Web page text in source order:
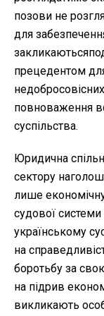
позови не
для
прецедентом
повноваження
суспільства.
Юридична
сектору
лише
судової
українському
на
боротьбу за
на підрив
викликають